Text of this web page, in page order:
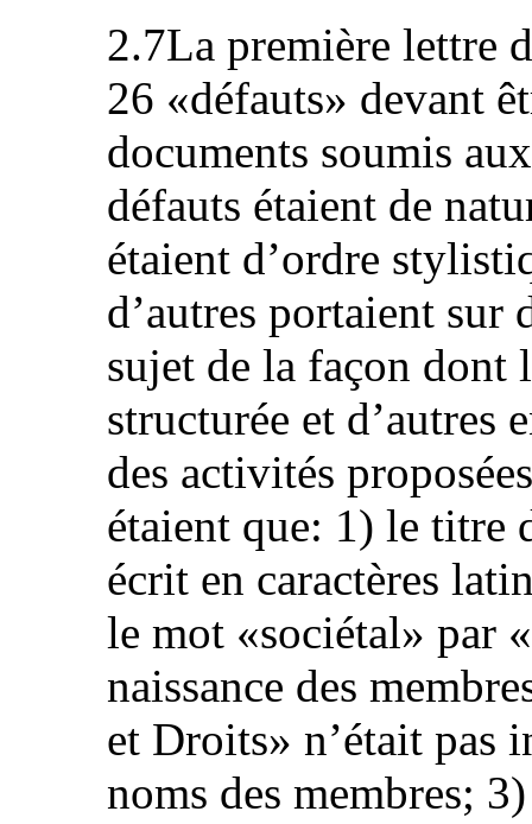
2.7La première lettre
26 «défauts» devant
documents soumis
défauts étaient de
étaient d’ordre
d’autres portaient sur
sujet de la façon dont
structurée et d’autres
des activités
étaient que: 1) le titre
écrit en caractères
le mot «sociétal» par
naissance des
et Droits» n’était pas
noms des membres;